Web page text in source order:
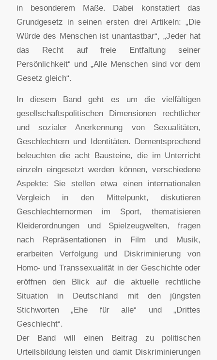
in besonderem Maße. Dabei konstatiert das
Grundgesetz in seinen ersten drei Artikeln: „Die
Würde des Menschen ist unantastbar“, „Jeder hat
das Recht auf freie Entfaltung seiner
Persönlichkeit“ und „Alle Menschen sind vor dem
Gesetz gleich“.
In diesem Band geht es um die vielfältigen
gesellschaftspolitischen Dimensionen rechtlicher
und sozialer Anerkennung von Sexualitäten,
Geschlechtern und Identitäten. Dementsprechend
beleuchten die acht Bausteine, die im Unterricht
einzeln eingesetzt werden können, verschiedene
Aspekte: Sie stellen etwa einen internationalen
Vergleich in den Mittelpunkt, diskutieren
Geschlechternormen im Sport, thematisieren
Kleiderordnungen und Spielzeugwelten, fragen
nach Repräsentationen in Film und Musik,
erarbeiten Verfolgung und Diskriminierung von
Homo- und Transsexualität in der Geschichte oder
eröffnen den Blick auf die aktuelle rechtliche
Situation in Deutschland mit den jüngsten
Stichworten „Ehe für alle“ und „Drittes
Geschlecht“.
Der Band will einen Beitrag zu politischen
Urteilsbildung leisten und damit Diskriminierungen